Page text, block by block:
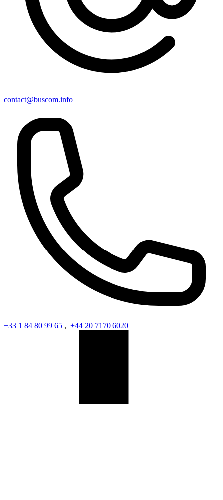
contact@buscom.info
+33 1 84 80 99 65 , +44 20 7170 6020